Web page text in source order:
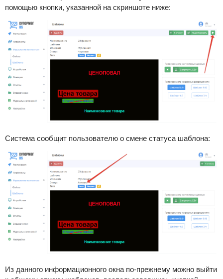
помощью кнопки, указанной на скриншоте ниже:
Система сообщит пользователю о смене статуса шаблона:
Из данного информационного окна по-прежнему можно выйти